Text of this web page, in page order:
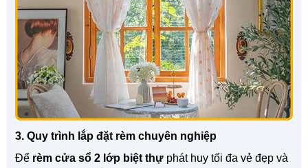
3. Quy trình lắp đặt rèm chuyên nghiệp
Để rèm cửa sổ 2 lớp biệt thự phát huy tối đa vẻ đẹp và